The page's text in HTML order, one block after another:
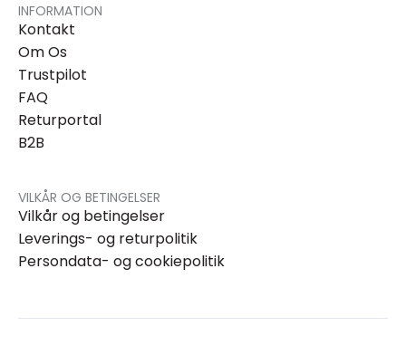
INFORMATION
Kontakt
Om Os
Trustpilot
FAQ
Returportal
B2B
VILKÅR OG BETINGELSER
Vilkår og betingelser
Leverings- og returpolitik
Persondata- og cookiepolitik